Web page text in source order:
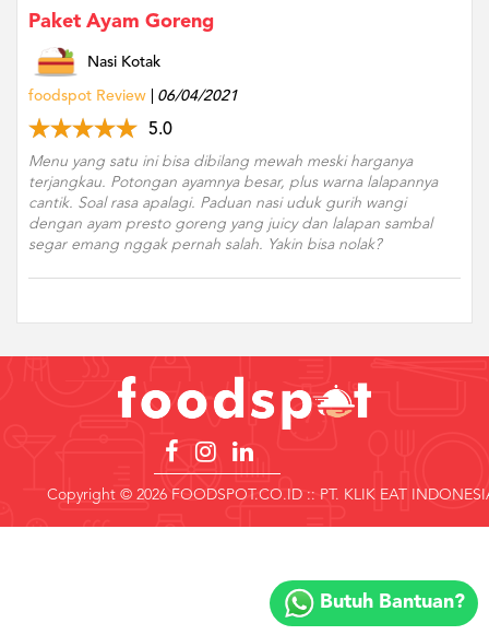
Paket Ayam Goreng
Nasi Kotak
foodspot Review 06/04/2021
5.0
Menu yang satu ini bisa dibilang mewah meski harganya
terjangkau. Potongan ayamnya besar, plus warna lalapannya
cantik. Soal rasa apalagi. Paduan nasi uduk gurih wangi
dengan ayam presto goreng yang juicy dan lalapan sambal
segar emang nggak pernah salah. Yakin bisa nolak?
Copyright © 2026 FOODSPOT.CO.ID :: PT. KLIK EAT
Butuh Bantuan?